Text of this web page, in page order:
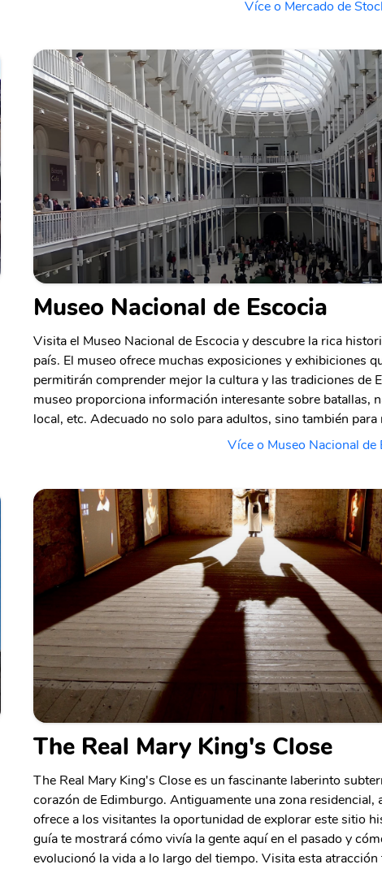
Více o Mercado de
Museo Nacional de Escocia
Visita el Museo Nacional de Escocia y descubre la rica
país. El museo ofrece muchas exposiciones y exhibiciones
permitirán comprender mejor la cultura y las tradiciones de
museo proporciona información interesante sobre batallas,
local, etc. Adecuado no solo para adultos, sino también para
Více o Museo Nacional de
The Real Mary King's Close
The Real Mary King's Close es un fascinante laberinto
corazón de Edimburgo. Antiguamente una zona residencial,
ofrece a los visitantes la oportunidad de explorar este sitio
guía te mostrará cómo vivía la gente aquí en el pasado y
evolucionó la vida a lo largo del tiempo. Visita esta